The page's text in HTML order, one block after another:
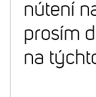
nútení
prosím
na